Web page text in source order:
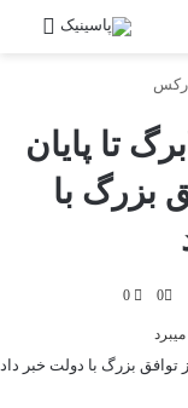
تا پایان
بزرگ با
0